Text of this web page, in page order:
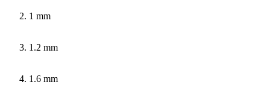
1 mm
1.2 mm
1.6 mm